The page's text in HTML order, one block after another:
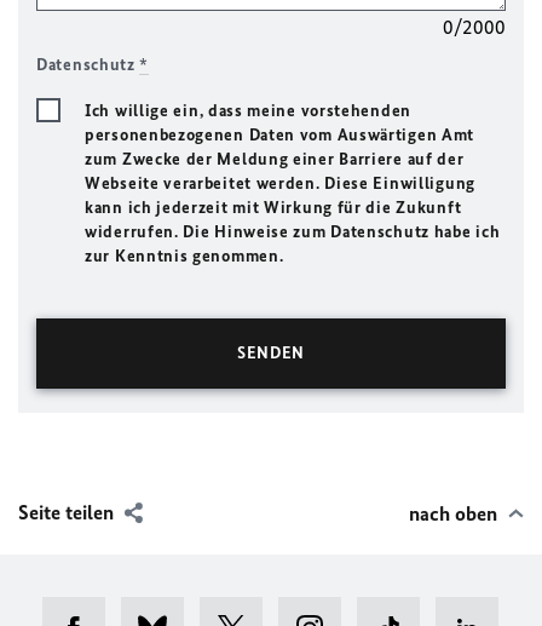
0/2000
Datenschutz*
Ich willige ein, dass meine vorstehenden
personenbezogenen Daten vom Auswärtigen Amt
zum Zwecke der Meldung einer Barriere auf der
Webseite verarbeitet werden. Diese Einwilligung
kann ich jederzeit mit Wirkung für die Zukunft
widerrufen. Die Hinweise zum Datenschutz habe ich
zur Kenntnis genommen.
Seite teilen nach oben